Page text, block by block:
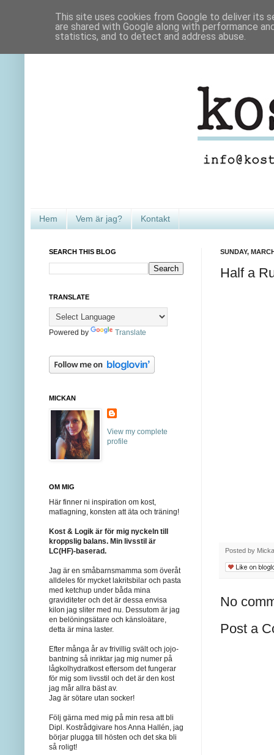
Hem Vem är jag? Kontakt
SUNDAY,
Half a
Posted by
No
Post a
SEARCH THIS BLOG
TRANSLATE
Powered by Translate
MICKAN
View my complete
profile
OM MIG
Här finner ni inspiration om kost,
matlagning, konsten att äta och träning!
Kost & Logik är för mig nyckeln till
kroppslig balans. Min livsstil är
LC(HF)-baserad.
Jag är en småbarnsmamma som överåt
alldeles för mycket lakritsbilar och pasta
med ketchup under båda mina
graviditeter och det är dessa envisa
kilon jag sliter med nu. Dessutom är jag
en belöningsätare och känsloätare,
detta är mina laster.
Efter många år av frivillig svält och jojo-
bantning så inriktar jag mig numer på
lågkolhydratkost eftersom det fungerar
för mig som livsstil och det är den kost
jag mår allra bäst av.
Jag är sötare utan socker!
Följ gärna med mig på min resa att bli
Dipl. Kostrådgivare hos Anna Hallén, jag
börjar plugga till hösten och det ska bli
så roligt!
This site uses cookies from Google to deliver its
are shared with Google along with performance
statistics, and to detect and address abuse.